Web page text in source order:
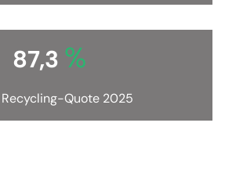
88,1 %
Quote 2025